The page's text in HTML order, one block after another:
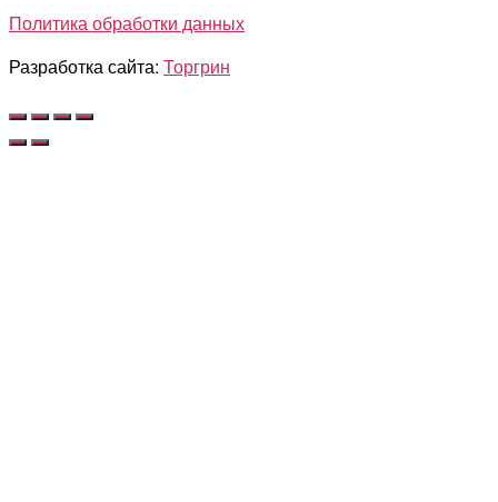
Политика обработки данных
Разработка сайта: Торгрин